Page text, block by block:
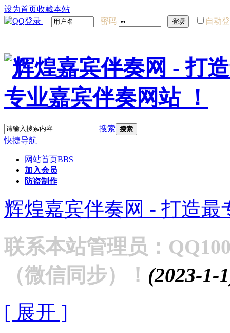
设为首页收藏本站
密码
登录 自动
搜索 搜索
快捷导航
网站首页BBS
加入会员
防盗制作
辉煌嘉宾伴奏网 - 打造
联系本站管理员：
（微信同步）！ (2023-1-
[ 展开 ]